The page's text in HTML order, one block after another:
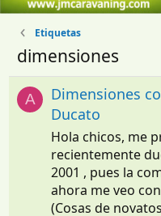
Etiquetas
dimensiones
A
Dimensiones
Ducato
Hola chicos, me
recientemente
2001 , pues la
ahora me veo
(Cosas de